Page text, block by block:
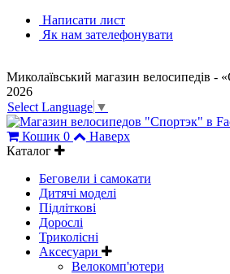
Написати лист
Як нам зателефонувати
Миколаївський магазин велосипедів -
2026
Select Language ▼
Кошик 0
Наверх
Каталог
Беговели і самокати
Дитячі моделі
Підліткові
Дорослі
Триколісні
Аксесуари
Велокомп'ютери